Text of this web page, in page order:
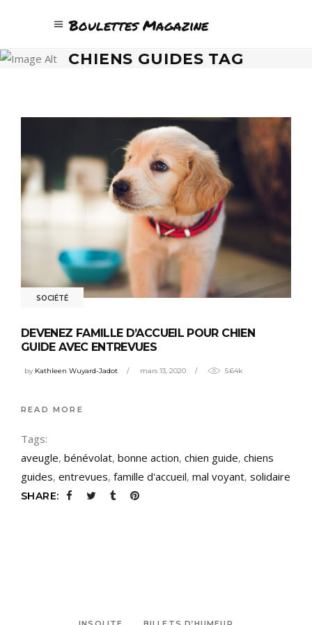
Boulettes Magazine
CHIENS GUIDES TAG
SOCIÉTÉ
DEVENEZ FAMILLE D’ACCUEIL POUR CHIEN
GUIDE AVEC ENTREVUES
by Kathleen Wuyard-Jadot mars 13, 2020 5.64k
READ MORE
Tags:
aveugle, bénévolat, bonne action, chien guide, chiens
guides, entrevues, famille d'accueil, mal voyant, solidaire
SHARE: